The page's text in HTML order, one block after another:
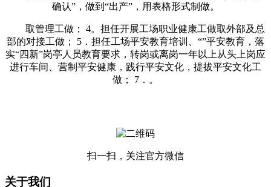
确认”，做到“出产”，用表格形式制做。
取管理工做； 4。担任开展工场职业健康工做取外部及总
部的对接工做； 5．担任工场平安教育培训、“”平安教育，落
实“四新”岗亭人员教育要求，转岗或离岗一年以上从头上岗应
进行车间、营制平安健康，践行平安文化，提拔平安文化工
做； 7．。
扫一扫，关注官方微信
关于我们